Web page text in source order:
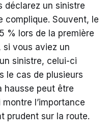
déclarez un sinistre
complique. Souvent, le
% lors de la première
si vous aviez un
sinistre, celui-ci
le cas de plusieurs
hausse peut être
l’importance
prudent sur la route.